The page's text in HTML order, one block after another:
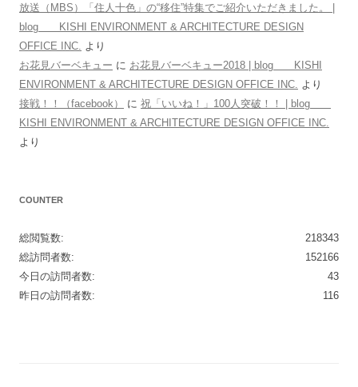
放送（MBS）「住人十色」の“移住”特集でご紹介いただきました。 |
blog KISHI ENVIRONMENT & ARCHITECTURE DESIGN
OFFICE INC.
より
お花見バーベキュー に お花見バーベキュー2018 | blog KISHI
ENVIRONMENT & ARCHITECTURE DESIGN OFFICE INC.
より
接戦！！（facebook）
に 祝「いいね！」100人突破！！ | blog
KISHI ENVIRONMENT & ARCHITECTURE DESIGN OFFICE INC.
より
COUNTER
218343
総閲覧数:
152166
総訪問者数:
43
今日の訪問者数:
116
昨日の訪問者数: